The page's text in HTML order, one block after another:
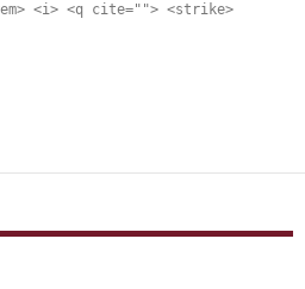
<i> <q cite=""> <strike>